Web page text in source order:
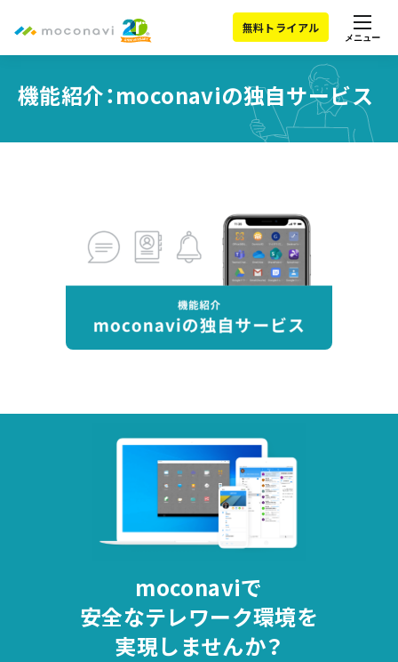
無料トライアル
メニュー
機能紹介：moconaviの独自サービス
moconaviで
安全なテレワーク環境を
実現しませんか？